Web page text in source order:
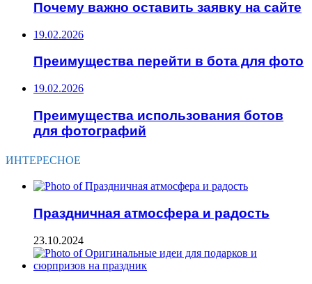
Почему важно оставить заявку на сайте
19.02.2026
Преимущества перейти в бота для фото
19.02.2026
Преимущества использования ботов
для фотографий
ИНТЕРЕСНОЕ
Праздничная атмосфера и радость
23.10.2024